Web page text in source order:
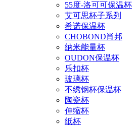
55度-洛可可保温杯
艾可思杯子系列
希诺保温杯
CHOBOND肖邦
纳米能量杯
OUDON保温杯
乐扣杯
玻璃杯
不绣钢杯保温杯
陶瓷杯
伸缩杯
纸杯